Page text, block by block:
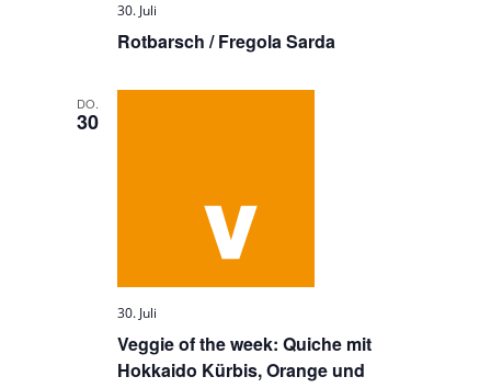
Rotbarsch / Fregola Sarda
30. Juli
DO.
30
Veggie of the week: Quiche mit
Hokkaido Kürbis, Orange und
30. Juli